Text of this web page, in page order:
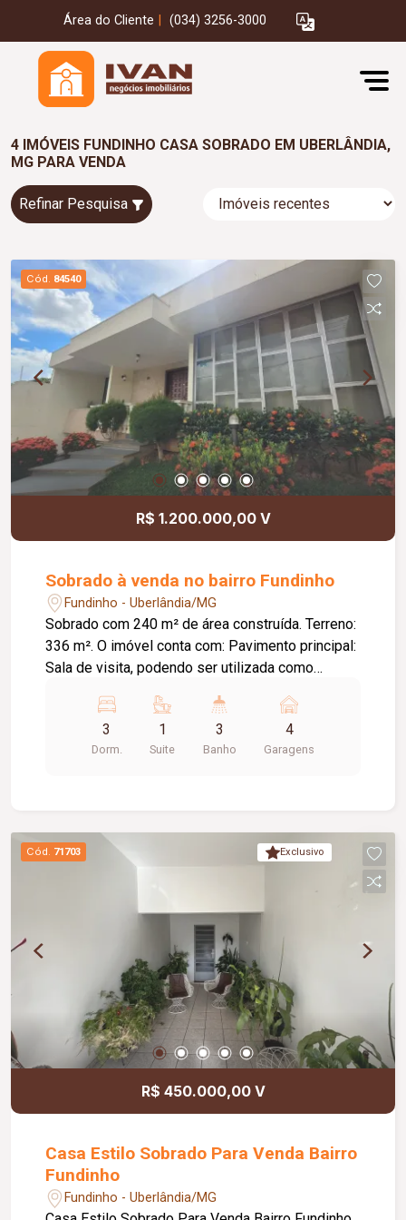
Área do Cliente (034) 3256-3000
4 IMÓVEIS FUNDINHO CASA SOBRADO EM UBERLÂNDIA,
MG PARA VENDA
Refinar Pesquisa
Cód. 84540
R$ 1.200.000,00 V
Sobrado à venda no bairro Fundinho
Fundinho - Uberlândia/MG
Sobrado com 240 m² de área construída. Terreno:
336 m². O imóvel conta com: Pavimento principal:
Sala de visita, podendo ser utilizada como
jardim; Sala de TV com lavabo, claraboia e ar-
condicionado; Sala de jantar com ampla sacada;
Cozinha planejada com coifa; 03 quartos com
02 quartos de apoio; Depósito; Lavanderia;
Diferenciais: Jardim paisagístico; 04 vagas de
eletrônico; Interfone; Projeto contemporâneo com
excelente iluminação natural; Excelente opção
para morar ou investir.
3
Dorm.
1
Suite
3
Banho
4
Garagens
Exclusivo
Cód. 71703
R$ 450.000,00 V
Casa Estilo Sobrado Para Venda Bairro
Fundinho
Fundinho - Uberlândia/MG